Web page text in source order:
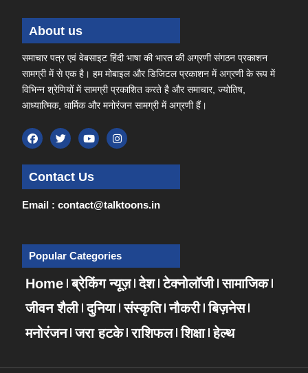
About us
समाचार पत्र एवं वेबसाइट हिंदी भाषा की भारत की अग्रणी संगठन प्रकाशन
सामग्री में से एक है। हम मोबाइल और डिजिटल प्रकाशन में अग्रणी के रूप में
विभिन्न श्रेणियों में सामग्री प्रकाशित करते है और समाचार, ज्योतिष,
आध्यात्मिक, धार्मिक और मनोरंजन सामग्री में अग्रणी हैं।
Contact Us
Email : contact@talktoons.in
Popular Categories
Home ब्रेकिंग न्यूज़ देश टेक्नोलॉजी सामाजिक
जीवन शैली दुनिया संस्कृति नौकरी बिज़नेस
मनोरंजन जरा हटके राशिफल शिक्षा हेल्थ